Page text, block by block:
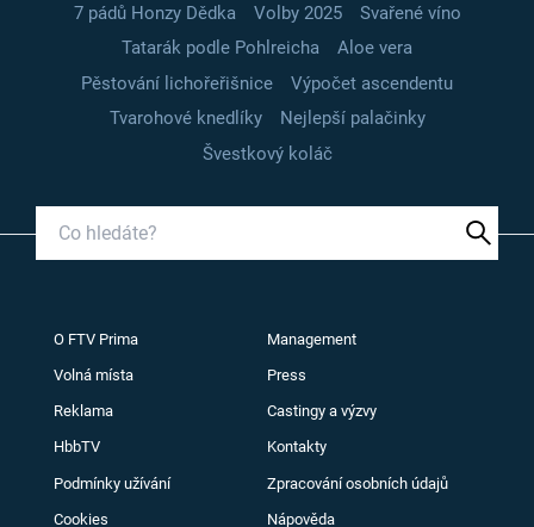
7 pádů Honzy Dědka
Volby 2025
Svařené víno
Tatarák podle Pohlreicha
Aloe vera
Pěstování lichořeřišnice
Výpočet ascendentu
Tvarohové knedlíky
Nejlepší palačinky
Švestkový koláč
O FTV Prima Management
Volná místa Press
Reklama Castingy a výzvy
HbbTV Kontakty
Podmínky užívání Zpracování osobních údajů
Cookies Nápověda